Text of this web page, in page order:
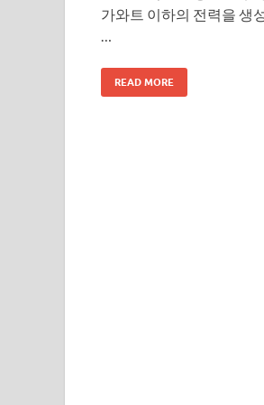
가와트 이하의 전력을 생
READ MORE